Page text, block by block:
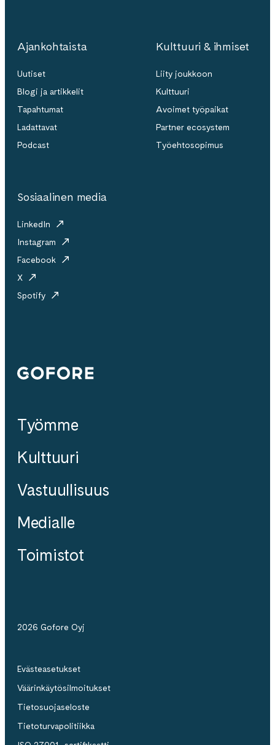
Ajankohtaista
Uutiset
Blogi ja artikkelit
Tapahtumat
Ladattavat
Podcast
Kulttuuri & ihmiset
Liity joukkoon
Kulttuuri
Avoimet työpaikat
Partner ecosystem
Työehtosopimus
Sosiaalinen media
LinkedIn
Instagram
Facebook
X
Spotify
Gofore
Työmme
Kulttuuri
Vastuullisuus
Medialle
Toimistot
2026 Gofore Oyj
Evästeasetukset
Väärinkäytösilmoitukset
Tietosuojaseloste
Tietoturvapolitiikka